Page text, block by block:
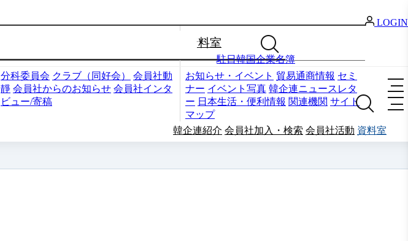
分科委員会 クラブ（同好会）
会員社動
靜 会員社からのお知らせ 会員社インタ
ビュー/寄稿
資料室
お知らせ・イベント 貿易通商情報 セミ
ナー イベント写真 韓企連ニュースレタ
ー 日本生活・便利情報 関連機関 サイト
マップ
駐日韓国企業名簿
LOGIN
韓企連紹介 会員社加入・検索 会員社活動 資料室